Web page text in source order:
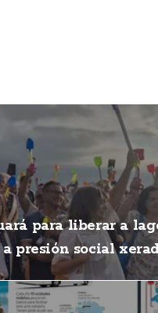
para liberar a
presión social